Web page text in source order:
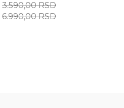
3.590,00RSD
6.990,00RSD